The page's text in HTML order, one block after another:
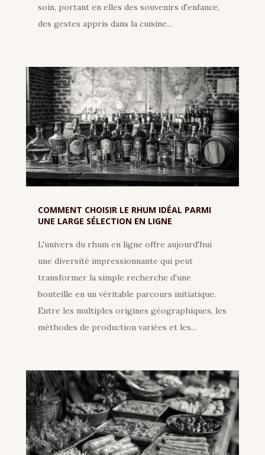
soin, portant en elles des souvenirs d'enfance,
des gestes appris dans la cuisine...
COMMENT CHOISIR LE RHUM IDÉAL PARMI
UNE LARGE SÉLECTION EN LIGNE
L'univers du rhum en ligne offre aujourd'hui
une diversité impressionnante qui peut
transformer la simple recherche d'une
bouteille en un véritable parcours initiatique.
Entre les multiples origines géographiques, les
méthodes de production variées et les...